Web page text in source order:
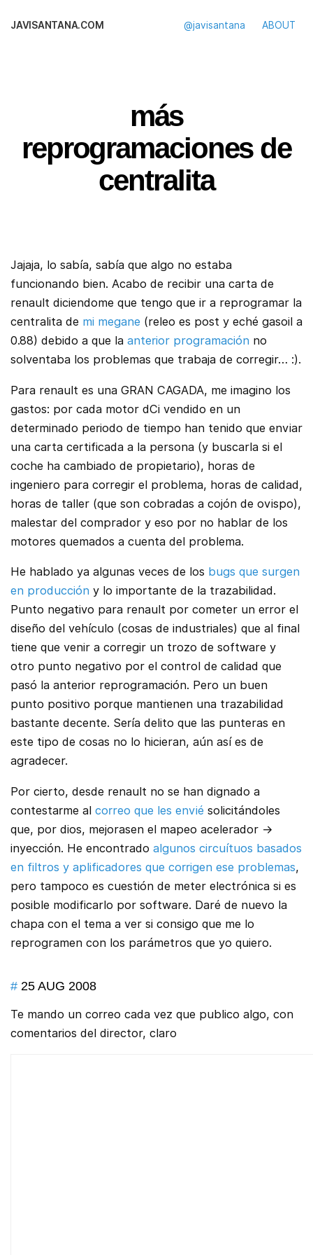
JAVISANTANA.COM @javisantana ABOUT
más
reprogramaciones de
centralita
Jajaja, lo sabía, sabía que algo no estaba
funcionando bien. Acabo de recibir una carta de
renault diciendome que tengo que ir a reprogramar la
centralita de mi megane (releo es post y eché gasoil a
0.88) debido a que la anterior programación no
solventaba los problemas que trabaja de corregir… :).
Para renault es una GRAN CAGADA, me imagino los
gastos: por cada motor dCi vendido en un
determinado periodo de tiempo han tenido que enviar
una carta certificada a la persona (y buscarla si el
coche ha cambiado de propietario), horas de
ingeniero para corregir el problema, horas de calidad,
horas de taller (que son cobradas a cojón de ovispo),
malestar del comprador y eso por no hablar de los
motores quemados a cuenta del problema.
He hablado ya algunas veces de los bugs que surgen
en producción y lo importante de la trazabilidad.
Punto negativo para renault por cometer un error el
diseño del vehículo (cosas de industriales) que al final
tiene que venir a corregir un trozo de software y
otro punto negativo por el control de calidad que
pasó la anterior reprogramación. Pero un buen
punto positivo porque mantienen una trazabilidad
bastante decente. Sería delito que las punteras en
este tipo de cosas no lo hicieran, aún así es de
agradecer.
Por cierto, desde renault no se han dignado a
contestarme al correo que les envié solicitándoles
que, por dios, mejorasen el mapeo acelerador ->
inyección. He encontrado algunos circuítuos basados
en filtros y aplificadores que corrigen ese problemas,
pero tampoco es cuestión de meter electrónica si es
posible modificarlo por software. Daré de nuevo la
chapa con el tema a ver si consigo que me lo
reprogramen con los parámetros que yo quiero.
# 25 AUG 2008
Te mando un correo cada vez que publico algo, con
comentarios del director, claro